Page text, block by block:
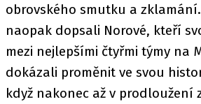
obrovského smutku a
naopak dopsali Norové, kteří
mezi nejlepšími čtyřmi týmy na
dokázali proměnit ve svou
když nakonec až v prodloužení